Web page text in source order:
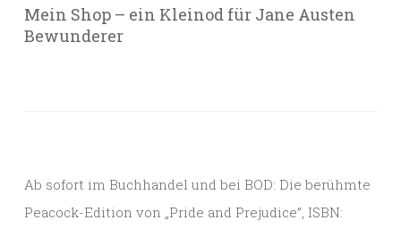
Mein Shop – ein Kleinod für Jane Austen
Bewunderer
Ab sofort im Buchhandel und bei BOD: Die berühmte
Peacock-Edition von „Pride and Prejudice”, ISBN: